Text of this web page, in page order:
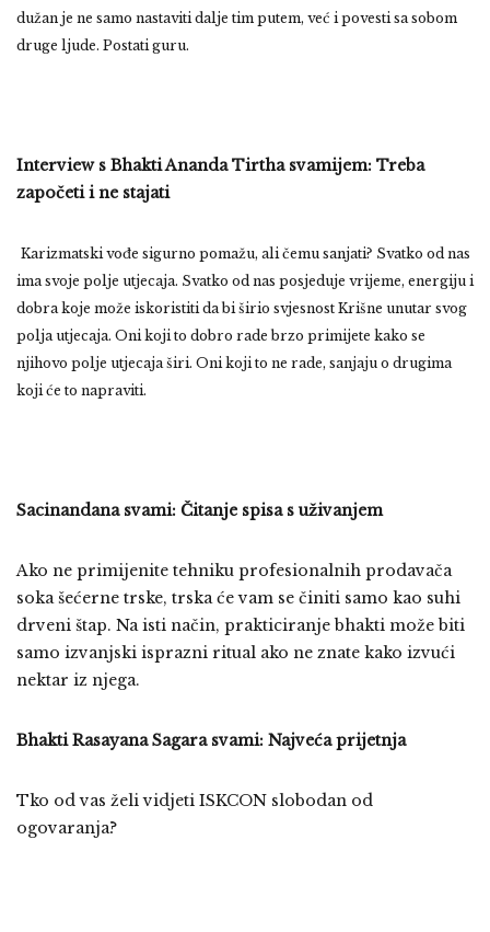
dužan je ne samo nastaviti dalje tim putem, već i povesti sa sobom
druge ljude. Postati guru.
Interview s Bhakti Ananda Tirtha svamijem: Treba
započeti i ne stajati
Karizmatski vođe sigurno pomažu, ali čemu sanjati? Svatko od nas
ima svoje polje utjecaja. Svatko od nas posjeduje vrijeme, energiju i
dobra koje može iskoristiti da bi širio svjesnost Krišne unutar svog
polja utjecaja. Oni koji to dobro rade brzo primijete kako se
njihovo polje utjecaja širi. Oni koji to ne rade, sanjaju o drugima
koji će to napraviti.
Sacinandana svami: Čitanje spisa s uživanjem
Ako ne primijenite tehniku profesionalnih prodavača
soka šećerne trske, trska će vam se činiti samo kao suhi
drveni štap. Na isti način, prakticiranje bhakti može biti
samo izvanjski isprazni ritual ako ne znate kako izvući
nektar iz njega.
Bhakti Rasayana Sagara svami: Najveća prijetnja
Tko od vas želi vidjeti ISKCON slobodan od
ogovaranja?